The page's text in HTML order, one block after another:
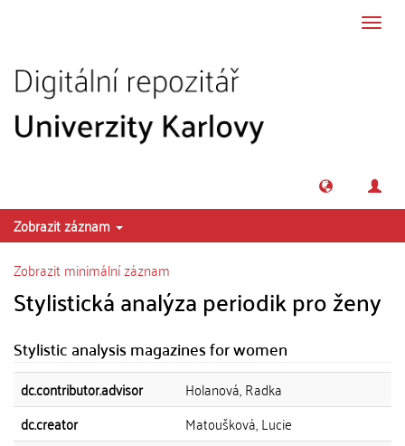
Zobrazit záznam
Zobrazit minimální záznam
Stylistická analýza periodik pro ženy
Stylistic analysis magazines for women
dc.contributor.advisor
Holanová, Radka
dc.creator
Matoušková, Lucie